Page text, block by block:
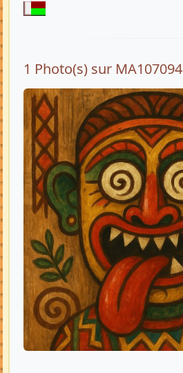
1 Photo(s) sur MA107094